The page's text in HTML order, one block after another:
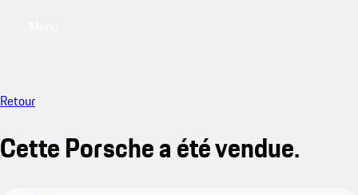
Retour
Cette Porsche a été vendue.